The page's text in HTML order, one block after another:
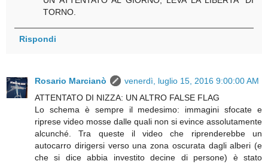
TORNO.
Rispondi
Rosario Marcianò
venerdì, luglio 15, 2016 9:00:00 AM
ATTENTATO DI NIZZA: UN ALTRO FALSE FLAG
Lo schema è sempre il medesimo: immagini sfocate e
riprese video mosse dalle quali non si evince assolutamente
alcunché. Tra queste il video che riprenderebbe un
autocarro dirigersi verso una zona oscurata dagli alberi (e
che si dice abbia investito decine di persone) è stato